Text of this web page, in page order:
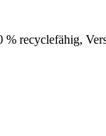
% recyclefähig,